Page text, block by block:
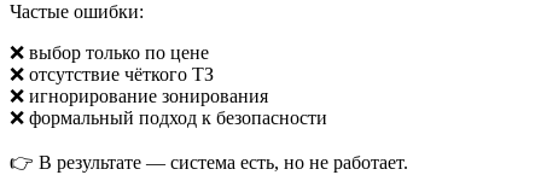
Частые ошибки:
❌ выбор только по цене
❌ отсутствие чёткого ТЗ
❌ игнорирование зонирования
❌ формальный подход к безопасности
👉 В результате — система есть, но не работает.